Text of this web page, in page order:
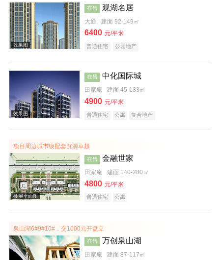
效果图
实景图
效果图
在售 观湖名居
大通 建面 92-149㎡
6400 元/平米
普通住宅 公园地产
在售 中化国际城
田家庵 建面 45-133㎡
4900 元/平米
普通住宅 公寓 复合地产
项目周边城市级配套资源卓越
在售 金融世家
田家庵 建面 140-280㎡
4800 元/平米
普通住宅 公寓
泉山湖6#9#10#，交1000元开盘立
在售 万创泉山湖
田家庵 建面 87-117㎡